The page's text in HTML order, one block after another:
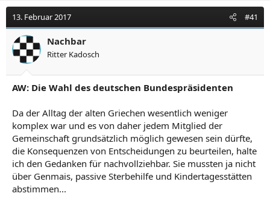
e
l
l
e
r
e
l
l
t
a
13. Februar 2017 #41
Nachbar
Ritter Kadosch
AW: Die Wahl des deutschen Bundespräsidenten
Da der Alltag der alten Griechen wesentlich weniger
komplex war und es von daher jedem Mitglied der
Gemeinschaft grundsätzlich möglich gewesen sein dürfte,
die Konsequenzen von Entscheidungen zu beurteilen, halte
ich den Gedanken für nachvollziehbar. Sie mussten ja nicht
über Genmais, passive Sterbehilfe und Kindertagesstätten
abstimmen...